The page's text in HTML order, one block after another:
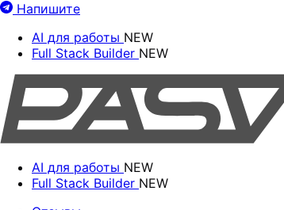
Напишите
AI для работы NEW
Full Stack Builder NEW
AI для работы NEW
Full Stack Builder NEW